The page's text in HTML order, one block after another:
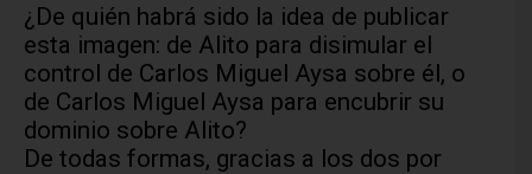
¿De quién habrá sido la idea de publicar
esta imagen: de Alito para disimular el
control de Carlos Miguel Aysa sobre él, o
de Carlos Miguel Aysa para encubrir su
dominio sobre Alito?
De todas formas, gracias a los dos por